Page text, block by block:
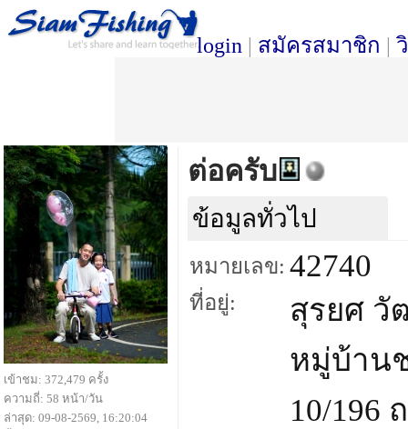
login | สมัครสมาชิก |
ต่อครับ
ข้อมูลทั่วไป
หมายเลข: 42740
ที่อยู่:
สุรยศ วั
หมู่บ้าน
10/196
เข้าชม: 372,479 ครั้ง
ความถี่: 58 หน้า/วัน
ล่าสุด: 09-08-2569, 16:20:04